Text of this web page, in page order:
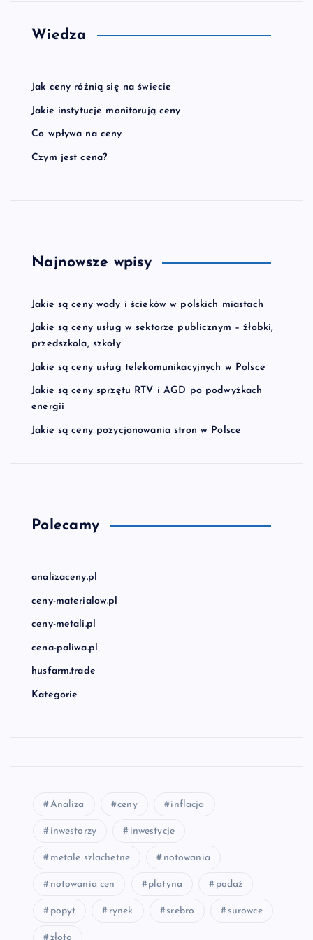
w
w
p
i
s
w
Wiedza
Jak ceny różnią się na świecie
Jakie instytucje monitorują ceny
Co wpływa na ceny
Czym jest cena?
Najnowsze wpisy
Jakie są ceny wody i ścieków w polskich miastach
Jakie są ceny usług w sektorze publicznym – żłobki,
przedszkola, szkoły
Jakie są ceny usług telekomunikacyjnych w Polsce
Jakie są ceny sprzętu RTV i AGD po podwyżkach
energii
Jakie są ceny pozycjonowania stron w Polsce
Polecamy
analizaceny.pl
ceny-materialow.pl
ceny-metali.pl
cena-paliwa.pl
husfarm.trade
Kategorie
Analiza ceny inflacja
inwestorzy inwestycje
metale szlachetne notowania
notowania cen platyna podaż
popyt rynek srebro surowce
złoto